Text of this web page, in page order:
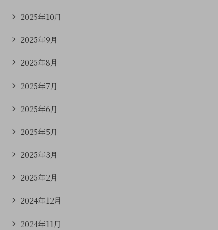
2025年10月
2025年9月
2025年8月
2025年7月
2025年6月
2025年5月
2025年3月
2025年2月
2024年12月
2024年11月